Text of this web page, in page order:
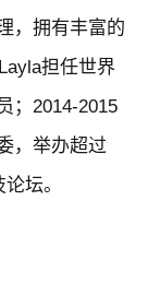
，拥有丰富的
担任世界
；2014-2015
，举办超过
坛。